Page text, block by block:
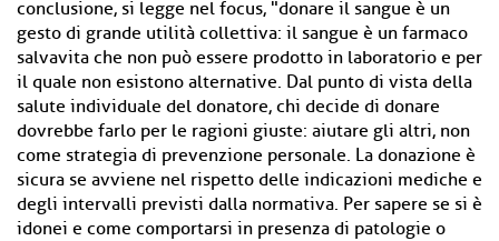
conclusione, si legge nel focus, "donare il sangue è un
gesto di grande utilità collettiva: il sangue è un farmaco
salvavita che non può essere prodotto in laboratorio e per
il quale non esistono alternative. Dal punto di vista della
salute individuale del donatore, chi decide di donare
dovrebbe farlo per le ragioni giuste: aiutare gli altri, non
come strategia di prevenzione personale. La donazione è
sicura se avviene nel rispetto delle indicazioni mediche e
degli intervalli previsti dalla normativa. Per sapere se si è
idonei e come comportarsi in presenza di patologie o